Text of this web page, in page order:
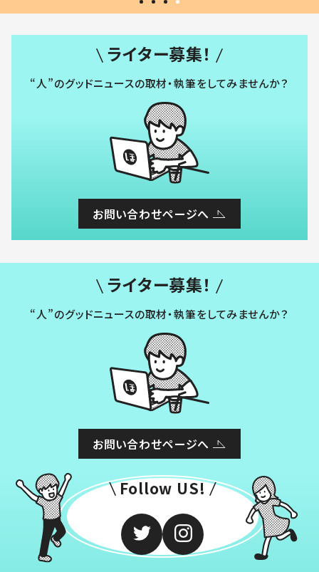
ライター募集！
“人”のグッドニュースの取材・執筆をしてみませんか？
お問い合わせページへ
ライター募集！
“人”のグッドニュースの取材・執筆をしてみませんか？
お問い合わせページへ
Follow US!